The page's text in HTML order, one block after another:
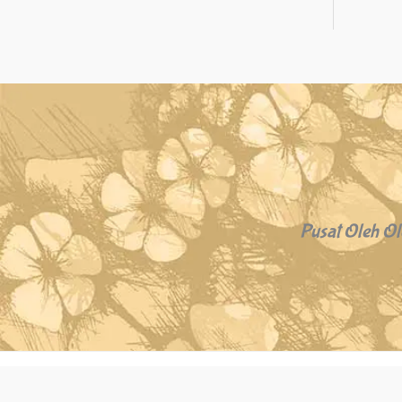
Pusat Oleh